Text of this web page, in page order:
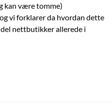
kan være tomme)
vi forklarer da hvordan dette
nettbutikker allerede i